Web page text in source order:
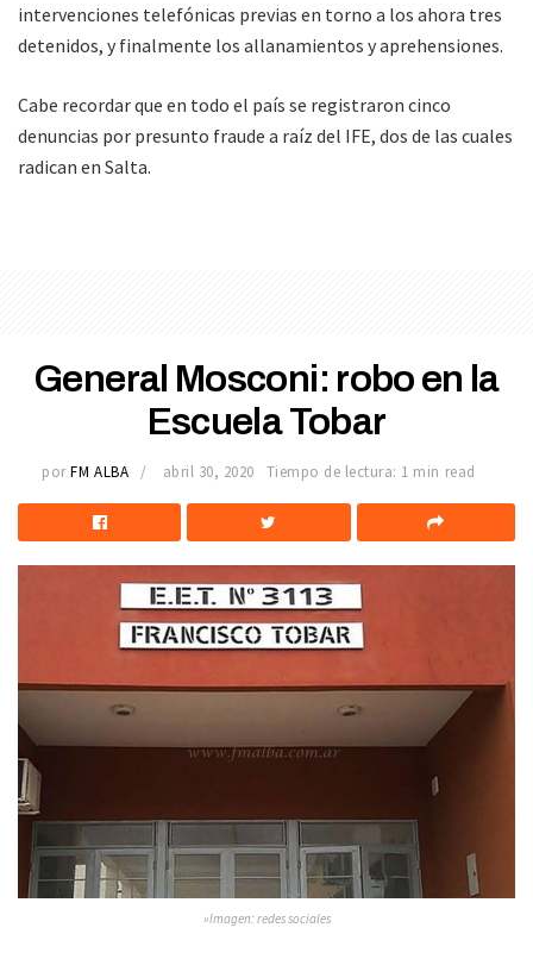
intervenciones telefónicas previas en torno a los ahora tres
detenidos, y finalmente los allanamientos y aprehensiones.
Cabe recordar que en todo el país se registraron cinco
denuncias por presunto fraude a raíz del IFE, dos de las cuales
radican en Salta.
General Mosconi: robo en la
Escuela Tobar
por FM ALBA abril 30, 2020 Tiempo de lectura: 1 min read
»Imagen: redes sociales